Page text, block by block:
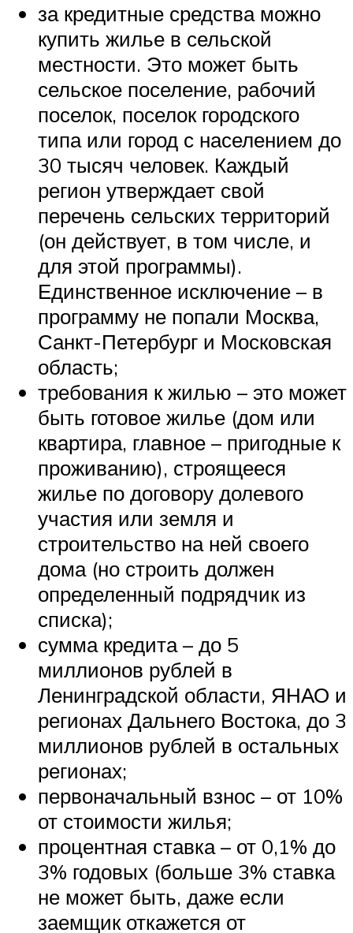
за кредитные средства можно
купить жилье в сельской
местности. Это может быть
сельское поселение, рабочий
поселок, поселок городского
типа или город с населением до
30 тысяч человек. Каждый
регион утверждает свой
перечень сельских территорий
(он действует, в том числе, и
для этой программы).
Единственное исключение – в
программу не попали Москва,
Санкт-Петербург и Московская
область;
требования к жилью – это может
быть готовое жилье (дом или
квартира, главное – пригодные к
проживанию), строящееся
жилье по договору долевого
участия или земля и
строительство на ней своего
дома (но строить должен
определенный подрядчик из
списка);
сумма кредита – до 5
миллионов рублей в
Ленинградской области, ЯНАО и
регионах Дальнего Востока, до 3
миллионов рублей в остальных
регионах;
первоначальный взнос – от 10%
от стоимости жилья;
процентная ставка – от 0,1% до
3% годовых (больше 3% ставка
не может быть, даже если
заемщик откажется от